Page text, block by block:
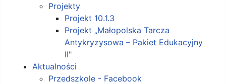
Projekty
Projekt 10.1.3
Projekt „Małopolska Tarcza
Antykryzysowa – Pakiet Edukacyjny
II"
Aktualności
Przedszkole - Facebook